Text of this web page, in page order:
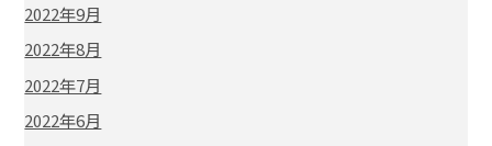
2022年9月
2022年8月
2022年7月
2022年6月